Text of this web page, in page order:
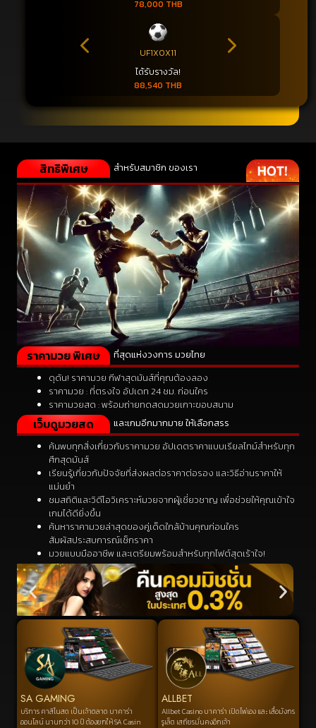
78,000 THB
UF1X0X11
ได้รับรางวัล!
88,540 THB
สิทธิพิเศษ สำหรับสมาชิก ของเรา
ราคามวย พิเศษ
ที่สุดแห่งวงการ มวยไทย
ดุดัน! ราคามวย กีฬาสุดมันส์ที่คุณต้องลอง
ราคามวย : ที่ตรงใจ อัปเดท 24 ชม. ก่อนใคร
ราคามวยสด : พร้อมถ่ายทดสดมวยเกาะขอบสนาม
เว็บดูมวยสด
และเกมอีกมากมาย ให้เลือกสรร
ค้นพบทุกสิ่งเกี่ยวกับราคามวย อัปเดตราคาแบบเรียลไทม์สำหรับทุก
ศึกสุดมันส์
เรียนรู้เกี่ยวกับปัจจัยที่ส่งผลต่อราคาต่อรอง และวิธีอ่านราคาให้
แม่นยำ
ชมสถิติและวิดีโอวิเคราะห์มวยจากผู้เชี่ยวชาญ เพื่อช่วยให้คุณเข้าใจ
เกมได้ดียิ่งขึ้น
ค้นหาราคามวยล่าสุดของคู่เด็ดใกล้บ้านคุณก่อนใคร
สัมผัสประสบการณ์เช็กราคา
มวยแบบมืออาชีพ และเตรียมพร้อมสำหรับทุกไฟต์สุดเร้าใจ!
SA GAMING
บริการ คาสิโนสด เป็นเจ้าตลาด บาคาร่า
ออนไลน์ นานกว่า 10 ปี ต้องยกให้ SA Casin
ALLBET
Allbet Casino บาคาร่า เปิดไพ่เอง และ เสื้อมังกร
รูเล็ต เสถียรมั่นคงอีกเจ้า